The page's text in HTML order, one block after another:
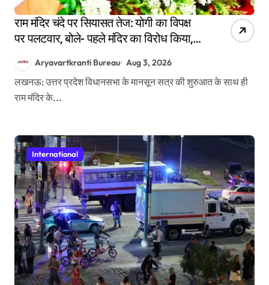
राम मंदिर चंदे पर सियासत तेज: योगी का विपक्ष
पर पलटवार, बोले- पहले मंदिर का विरोध किया,
Aryavartkranti Bureau Aug 3, 2026
लखनऊ: उत्तर प्रदेश विधानसभा के मानसून सत्र की शुरुआत के साथ ही
राम मंदिर के...
International